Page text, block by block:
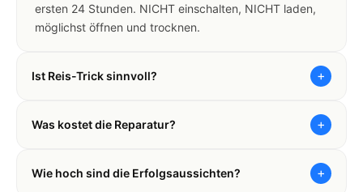
ersten 24 Stunden. NICHT einschalten, NICHT laden,
möglichst öffnen und trocknen.
Ist Reis-Trick sinnvoll? +
Was kostet die Reparatur? +
Wie hoch sind die Erfolgsaussichten? +